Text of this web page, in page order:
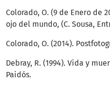
Colorado, O. (9 de Enero de
ojo del mundo, (C. Sousa,
Colorado, O. (2014).
Debray, R. (1994). Vida y
Paidós.